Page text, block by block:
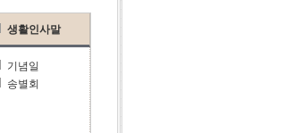
생활인사말
기념일
송별회